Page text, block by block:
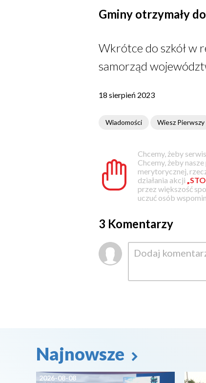
Gminy otrzymały
Wkrótce do szkół w
samorząd
18 sierpień 2023
Wiadomości Wiesz Pierwszy
Chcemy, żeby
Chcemy, żeby
merytorycznej,
działania akcji
przez większość
uczuć osób
3 Komentarzy
Najnowsze
2026-08-08